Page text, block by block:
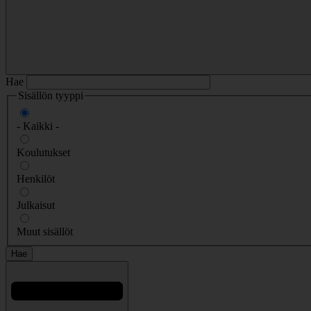
Hae
Sisällön tyyppi
- Kaikki -
Koulutukset
Henkilöt
Julkaisut
Muut sisällöt